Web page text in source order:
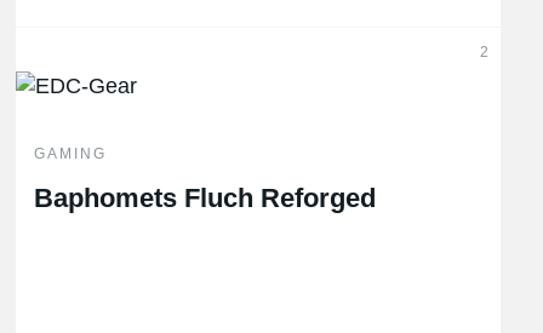
2
GAMING
Baphomets Fluch Reforged